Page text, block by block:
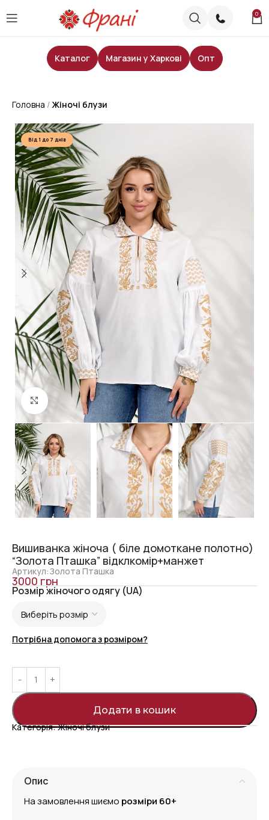
0
Каталог Магазин у Харкові Опт
Головна Жіночі блузи
Від 1 до 7 днів
Click to enlarge
Вишиванка жіноча ( біле домоткане полотно)
“Золота Пташка” відклкомір+манжет
Артикул:Золота Пташка
3000грн
Розмір жіночого одягу (UA)
Потрібна допомога з розміром?
Додати в кошик
Категорія:Жіночі блузи
Опис
На замовлення шиємо розміри 60+